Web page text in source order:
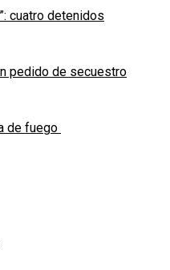
cuatro detenidos
pedido de secuestro
de fuego